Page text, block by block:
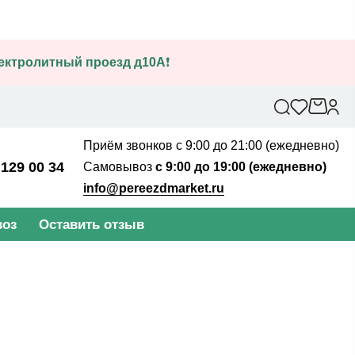
проезд д10А❗
00 34
Приём звонков с 9:00 до 21:00 (ежедневно)
Самовывоз с 9:00 до 19:00 (ежедневно)
info@pereezdmarket.ru
Оставить отзыв